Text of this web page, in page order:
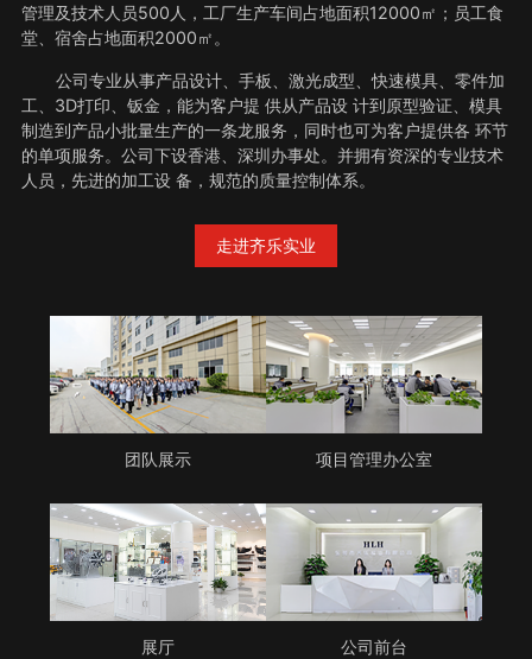
管理及技术人员500人，工厂生产车间占地面积12000㎡；员工食
堂、宿舍占地面积2000㎡。
公司专业从事产品设计、手板、激光成型、快速模具、零件加
工、3D打印、钣金，能为客户提 供从产品设 计到原型验证、模具
制造到产品小批量生产的一条龙服务，同时也可为客户提供各 环节
的单项服务。公司下设香港、深圳办事处。并拥有资深的专业技术
人员，先进的加工设 备，规范的质量控制体系。
走进齐乐实业
团队展示 项目管理办公室
展厅 公司前台